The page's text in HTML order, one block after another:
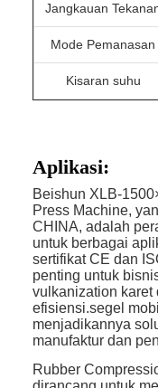
Jangkauan
Mode Pemanasan
Kisaran suhu
Aplikasi:
Beishun XLB-
Press Machine,
CHINA, adalah
untuk berbagai
sertifikat CE dan
penting untuk
vulkanization karet
efisiensi.segel
menjadikannya
manufaktur dan
Rubber